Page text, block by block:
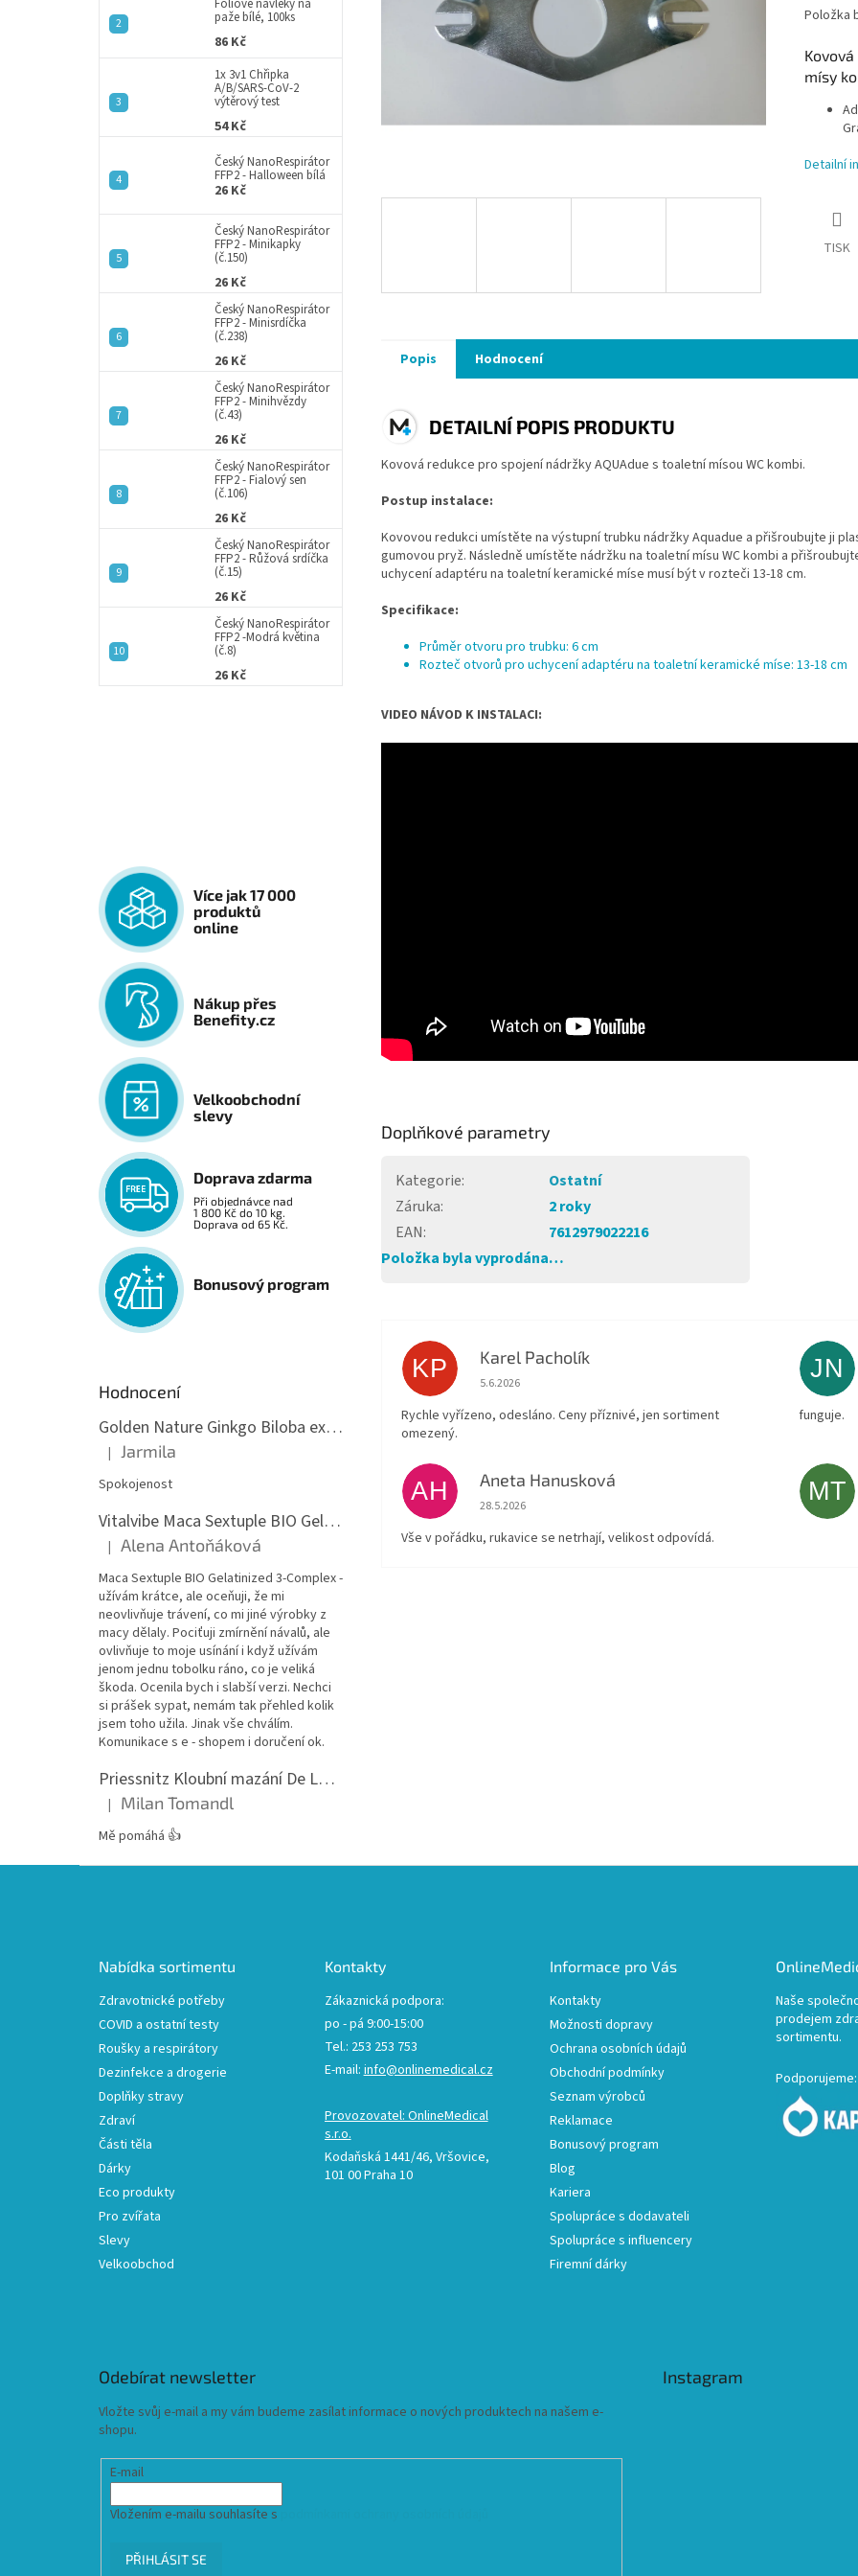
paže bílé, 100ks
86 Kč
1x 3v1 Chřipka
A/B/SARS-CoV-2
výtěrový test
54 Kč
Český NanoRespirátor
FFP2 - Halloween bílá
26 Kč
Český NanoRespirátor
FFP2 - Minikapky
(č.150)
26 Kč
Český NanoRespirátor
FFP2 - Minisrdíčka
(č.238)
26 Kč
Český NanoRespirátor
FFP2 - Minihvězdy
(č.43)
26 Kč
Český NanoRespirátor
FFP2 - Fialový sen
(č.106)
26 Kč
Český NanoRespirátor
FFP2 - Růžová srdíčka
(č.15)
26 Kč
Český NanoRespirátor
FFP2 -Modrá květina
(č.8)
26 Kč
Více jak 17 000
produktů
online
Nákup přes
Benefity.cz
Velkoobchodní
slevy
Doprava zdarma
Při objednávce nad
1 800 Kč do 10 kg.
Doprava od 65 Kč.
Bonusový program
Hodnocení
Golden Nature Ginkgo Biloba extrakt 50:1 60mg, 100 kapslí
Hodnocení produktu je 5 z 5 hvězdiček.
| Jarmila
Spokojenost
Vitalvibe Maca Sextuple BIO Gelatinized 3-Complex, 60 kapslí
Hodnocení produktu je 5 z 5 hvězdiček.
| Alena Antoňáková
Maca Sextuple BIO Gelatinized 3-Complex -
užívám krátce, ale oceňuji, že mi
neovlivňuje trávení, co mi jiné výrobky z
macy dělaly. Pociťuji zmírnění návalů, ale
ovlivňuje to moje usínání i když užívám
jenom jednu tobolku ráno, co je veliká
škoda. Ocenila bych i slabší verzi. Nechci
si prášek sypat, nemám tak přehled kolik
jsem toho užila. Jinak vše chválím.
Komunikace s e - shopem i doručení ok.
Priessnitz Kloubní mazání De Luxe, 200ml
Hodnocení produktu je 5 z 5 hvězdiček.
| Milan Tomandl
Mě pomáhá 👍
Položka
mísy
Detailní
TISK
Popis Hodnocení
DETAILNÍ POPIS PRODUKTU
Kovová redukce pro spojení nádržky AQUAdue s toaletní mísou WC kombi.
Postup instalace:
Kovovou redukci umístěte na výstupní trubku nádržky Aquadue a přišroubujte ji
gumovou pryž. Následně umístěte nádržku na toaletní mísu WC kombi a
uchycení adaptéru na toaletní keramické míse musí být v rozteči 13-18 cm.
Specifikace:
Průměr otvoru pro trubku: 6 cm
Rozteč otvorů pro uchycení adaptéru na toaletní keramické míse: 13-18 cm
VIDEO NÁVOD K INSTALACI:
Doplňkové parametry
Kategorie:
Ostatní
Záruka:
2 roky
EAN:
7612979022216
Položka byla vyprodána…
KP Karel Pacholík
Hodnocení obchodu je 4 z 5 hvězdiček.
5.6.2026
Rychle vyřízeno, odesláno. Ceny příznivé, jen sortiment
omezený.
JN
funguje.
AH Aneta Hanusková
Hodnocení obchodu je 5 z 5 hvězdiček.
28.5.2026
Vše v pořádku, rukavice se netrhají, velikost odpovídá.
MT
Nabídka sortimentu
Zdravotnické potřeby
COVID a ostatní testy
Roušky a respirátory
Dezinfekce a drogerie
Doplňky stravy
Zdraví
Části těla
Dárky
Eco produkty
Pro zvířata
Slevy
Velkoobchod
Kontakty
Zákaznická podpora:
po - pá 9:00-15:00
Tel.: 253 253 753
E-mail: info@onlinemedical.cz
Provozovatel: OnlineMedical
s.r.o.
Kodaňská 1441/46, Vršovice,
101 00 Praha 10
Informace pro Vás
Kontakty
Možnosti dopravy
Ochrana osobních údajů
Obchodní podmínky
Seznam výrobců
Reklamace
Bonusový program
Blog
Kariera
Spolupráce s dodavateli
Spolupráce s influencery
Firemní dárky
Naše
prodejem
sortimentu.
Podporujeme:
Odebírat newsletter
Vložte svůj e-mail a my vám budeme zasílat informace o nových produktech na našem e-
shopu.
E-mail
Vložením e-mailu souhlasíte s
PŘIHLÁSIT SE
Instagram